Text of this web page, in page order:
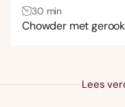
Keuken
Aziatisch
Italiaans
30 min
Chowder met
Lees